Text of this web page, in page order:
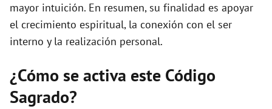
mayor intuición. En resumen, su finalidad es apoyar
el crecimiento espiritual, la conexión con el ser
interno y la realización personal.
¿Cómo se activa este Código
Sagrado?